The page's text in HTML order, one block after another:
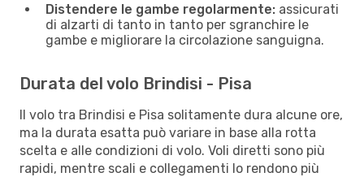
Distendere le gambe regolarmente: assicurati
di alzarti di tanto in tanto per sgranchire le
gambe e migliorare la circolazione sanguigna.
Durata del volo Brindisi - Pisa
Il volo tra Brindisi e Pisa solitamente dura alcune ore,
ma la durata esatta può variare in base alla rotta
scelta e alle condizioni di volo. Voli diretti sono più
rapidi, mentre scali e collegamenti lo rendono più